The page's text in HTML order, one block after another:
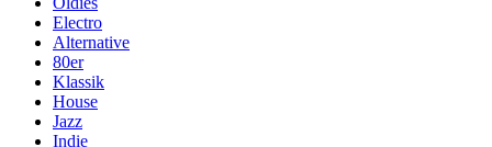
Electro
Alternative
80er
Klassik
House
Jazz
Indie